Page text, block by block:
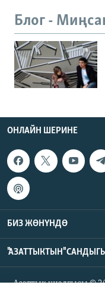
Блог -
ОНЛАЙН ШЕРИНЕ
БИЗ ЖӨНҮНДӨ
"АЗАТТЫКТЫН" САНДЫГЫ